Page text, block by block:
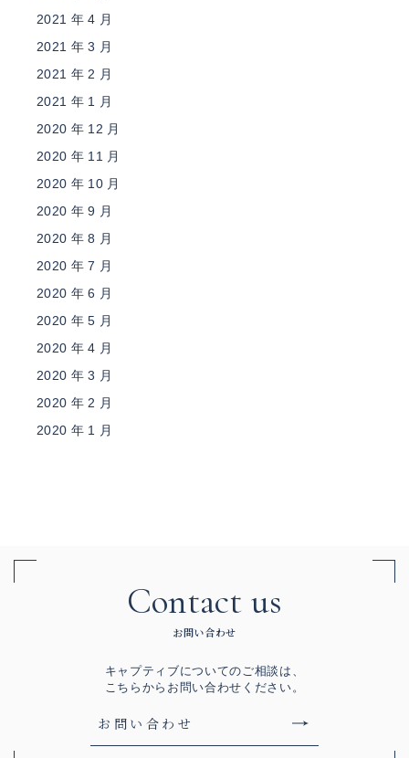
2021 年 4 月
2021 年 3 月
2021 年 2 月
2021 年 1 月
2020 年 12 月
2020 年 11 月
2020 年 10 月
2020 年 9 月
2020 年 8 月
2020 年 7 月
2020 年 6 月
2020 年 5 月
2020 年 4 月
2020 年 3 月
2020 年 2 月
2020 年 1 月
Contact us
お問い合わせ
キャプティブについてのご相談は、
こちらからお問い合わせください。
お問い合わせ